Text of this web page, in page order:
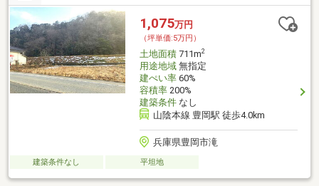
1,075万円
（坪単価:5万円）
土地面積711m2
用途地域無指定
建ぺい率60%
容積率200%
建築条件なし
山陰本線 豊岡駅 徒歩4.0km
兵庫県豊岡市滝
建築条件なし 平坦地